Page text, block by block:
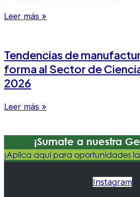
Leer más »
Tendencias de
forma al Sector de
2026
Leer más »
¡Sumate a nuestra
¡Aplica aquí para oportunidades
Instagram